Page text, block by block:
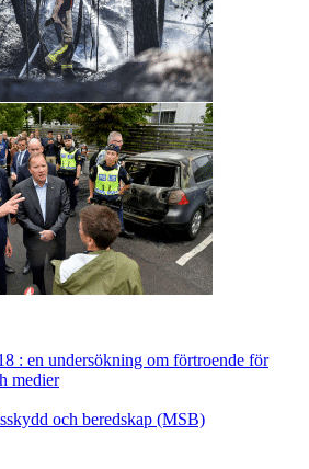
: en undersökning om förtroende för
medier
och beredskap (MSB)